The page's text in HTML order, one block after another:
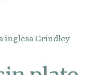
inglesa Grindley